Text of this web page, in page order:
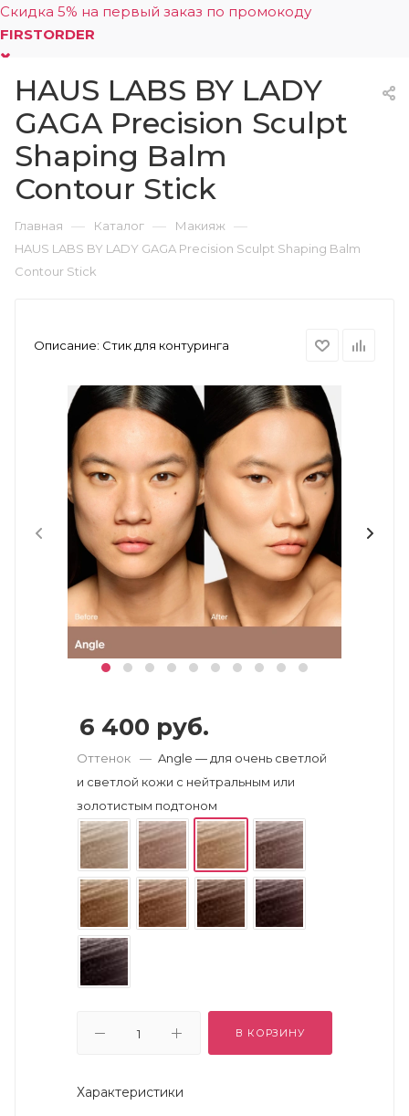
Скидка 5% на первый заказ по промокоду
FIRSTORDER
0
HAUS LABS BY LADY
GAGA Precision Sculpt
Shaping Balm
Contour Stick
Главная — Каталог — Макияж —
HAUS LABS BY LADY GAGA Precision Sculpt Shaping Balm
Contour Stick
Описание: Стик для контуринга
6 400 руб.
Оттенок — Angle — для очень светлой
и светлой кожи с нейтральным или
золотистым подтоном
В КОРЗИНУ
Характеристики